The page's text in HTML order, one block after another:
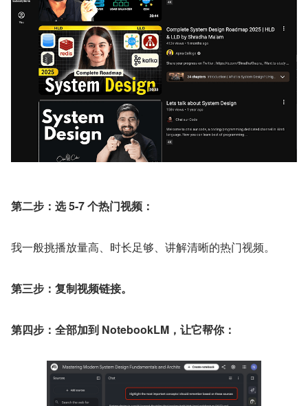
第二步：选 5-7 个热门视频：
我一般挑播放量高、时长足够、讲解清晰的热门视频。
第三步：复制视频链接。
第四步：全部加到 NotebookLM，让它帮你：